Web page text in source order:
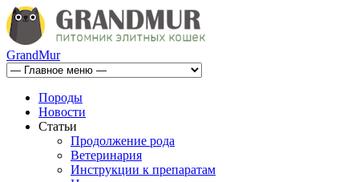
GrandMur
Породы
Новости
Статьи
Продолжение рода
Ветеринария
Инструкции к препаратам